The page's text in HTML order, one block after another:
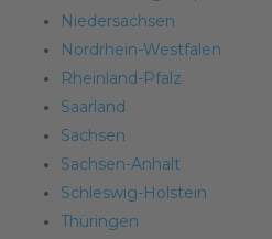
Niedersachsen
Nordrhein-Westfalen
Rheinland-Pfalz
Saarland
Sachsen
Sachsen-Anhalt
Schleswig-Holstein
Thüringen